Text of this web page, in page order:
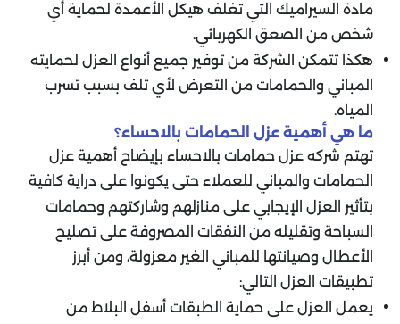
مادة السيراميك التي تغلف هيكل الأعمدة لحماية أي
شخص من الصعق الكهربائي.
هكذا تتمكن الشركة من توفير جميع أنواع العزل لحمايته
المباني والحمامات من التعرض لأي تلف بسبب تسرب
المياه.
ما هي أهمية عزل الحمامات بالاحساء؟
تهتم شركه عزل حمامات بالاحساء بإيضاح أهمية عزل
الحمامات والمباني للعملاء حتى يكونوا على دراية كافية
بتأثير العزل الإيجابي على منازلهم وشاركتهم وحمامات
السباحة وتقليله من النفقات المصروفة على تصليح
الأعطال وصيانتها للمباني الغير معزولة، ومن أبرز
تطبيقات العزل التالي:
يعمل العزل على حماية الطبقات أسفل البلاط من